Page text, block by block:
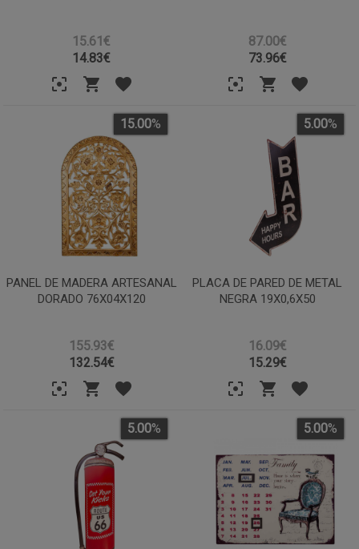
15.61€
14.83€
87.00€
73.96€
PANEL DE MADERA ARTESANAL
DORADO 76X04X120
155.93€
15.00%
132.54€
PLACA DE PARED DE METAL
NEGRA 19X0,6X50
16.09€
5.00%
15.29€
5.00% 5.00%